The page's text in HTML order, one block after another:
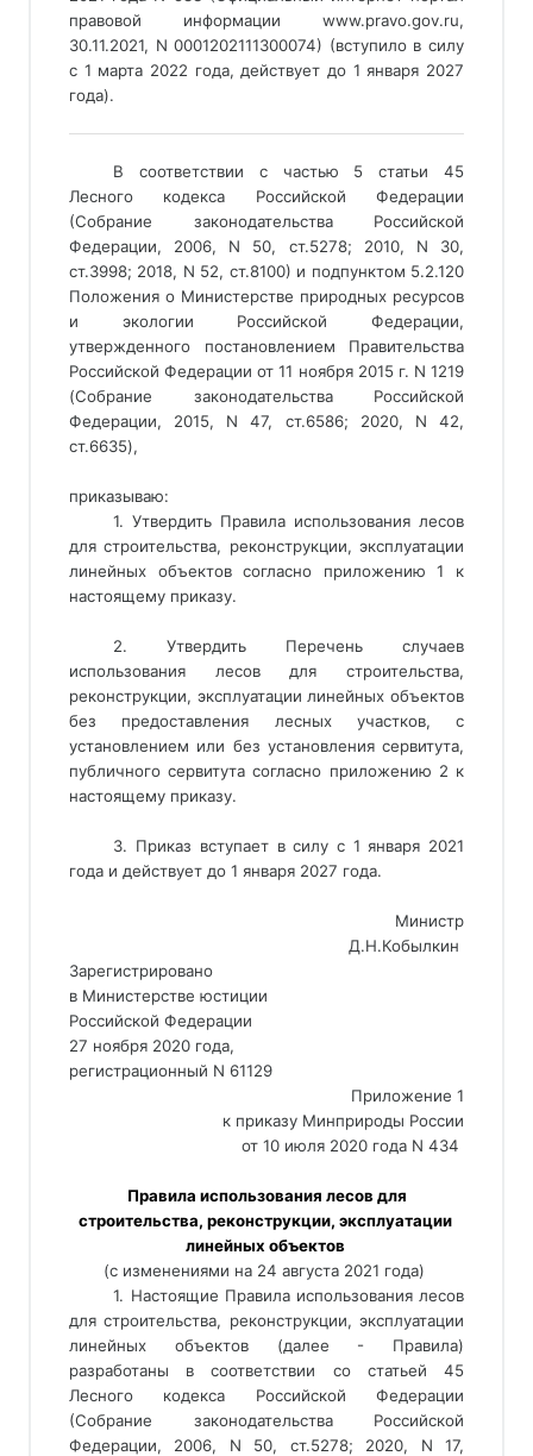
правовой информации www.pravo.gov.ru,
30.11.2021, N 0001202111300074) (вступило в силу
c 1 марта 2022 года, действует до 1 января 2027
года).
В соответствии с частью 5 статьи 45
Лесного кодекса Российской Федерации
(Собрание законодательства Российской
Федерации, 2006, N 50, ст.5278; 2010, N 30,
ст.3998; 2018, N 52, ст.8100) и подпунктом 5.2.120
Положения о Министерстве природных ресурсов
и экологии Российской Федерации,
утвержденного постановлением Правительства
Российской Федерации от 11 ноября 2015 г. N 1219
(Собрание законодательства Российской
Федерации, 2015, N 47, ст.6586; 2020, N 42,
ст.6635),
приказываю:
1. Утвердить Правила использования лесов
для строительства, реконструкции, эксплуатации
линейных объектов согласно приложению 1 к
настоящему приказу.
2. Утвердить Перечень случаев
использования лесов для строительства,
реконструкции, эксплуатации линейных объектов
без предоставления лесных участков, с
установлением или без установления сервитута,
публичного сервитута согласно приложению 2 к
настоящему приказу.
3. Приказ вступает в силу с 1 января 2021
года и действует до 1 января 2027 года.
Министр
Д.Н.Кобылкин
Зарегистрировано
в Министерстве юстиции
Российской Федерации
27 ноября 2020 года,
регистрационный N 61129
Приложение 1
к приказу Минприроды России
от 10 июля 2020 года N 434
строительства, реконструкции, эксплуатации
линейных объектов
(с изменениями на 24 августа 2021 года)
1. Настоящие Правила использования лесов
для строительства, реконструкции, эксплуатации
линейных объектов (далее - Правила)
разработаны в соответствии со статьей 45
Лесного кодекса Российской Федерации
(Собрание законодательства Российской
Федерации, 2006, N 50, ст.5278; 2020, N 17,